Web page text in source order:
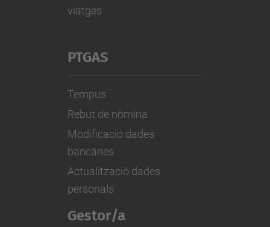
viatges
PTGAS
Tempus
Rebut de nòmina
Modificació dades
bancàries
Actualització dades
personals
Gestor/a